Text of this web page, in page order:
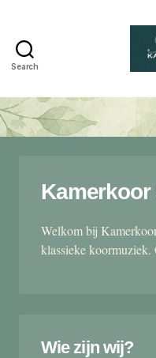
Search
Welkom bij
klassieke
Wie zijn wij?